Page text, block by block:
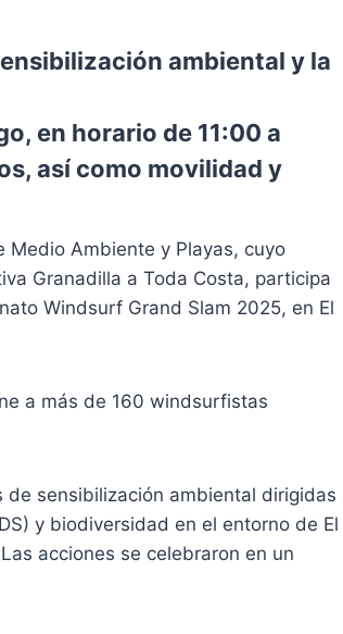
ambiental y la
en horario de 11:00 a
así como movilidad y
Medio Ambiente y Playas, cuyo
Granadilla a Toda Costa, participa
Windsurf Grand Slam 2025, en El
a más de 160 windsurfistas
sensibilización ambiental dirigidas
y biodiversidad en el entorno de El
acciones se celebraron en un